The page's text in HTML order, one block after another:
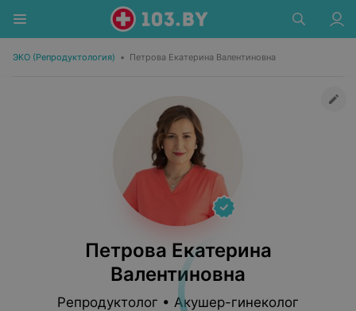
ЭКО (Репродуктология) • Петрова Екатерина Валентиновна
Петрова Екатерина
Валентиновна
Репродуктолог • Акушер-гинеколог